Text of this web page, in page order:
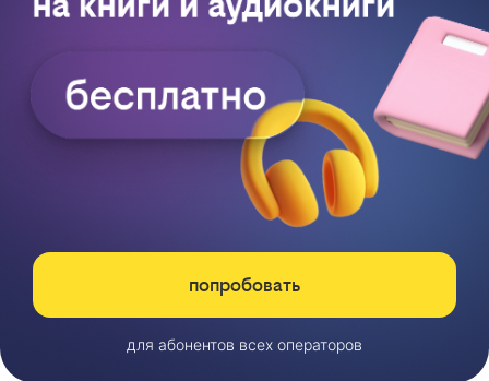
попробовать
для абонентов всех операторов